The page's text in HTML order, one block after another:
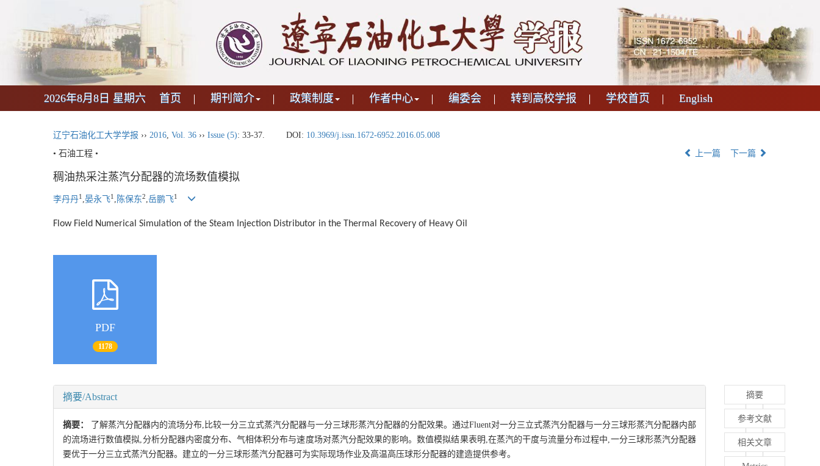
2026年8月8日 星期六 首页 期刊简介 政策制度 作者中心 编委会 转到高校学报 学校首页 English
辽宁石油化工大学学报 ›› 2016, Vol. 36 ›› Issue (5): 33-37. DOI: 10.3969/j.issn.1672-6952.2016.05.008
• 石油工程 •
上一篇 下一篇
稠油热采注蒸汽分配器的流场数值模拟
李丹丹1 ,晏永飞1 , 陈保东2,岳鹏飞1
Flow Field Numerical Simulation of the Steam Injection Distributor in the Thermal Recovery of Heavy Oil
PDF
1178
摘要/Abstract
摘要： 了解蒸汽分配器内的流场分布,比较一分三立式蒸汽分配器与一分三球形蒸汽分配器的分配效果。通过Fluent对一分三立式蒸汽分配器与一分三球形蒸汽分配器内部
的流场进行数值模拟,分析分配器内密度分布、气相体积分布与速度场对蒸汽分配效果的影响。数值模拟结果表明,在蒸汽的干度与流量分布过程中,一分三球形蒸汽分配器
要优于一分三立式蒸汽分配器。建立的一分三球形蒸汽分配器可为实际现场作业及高温高压球形分配器的建造提供参考。
摘要
参考文献
相关文章